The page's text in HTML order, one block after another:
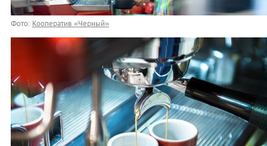
Фото: Кооператив «Черный»